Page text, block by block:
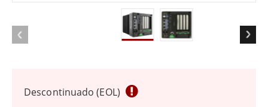
Descontinuado (EOL)